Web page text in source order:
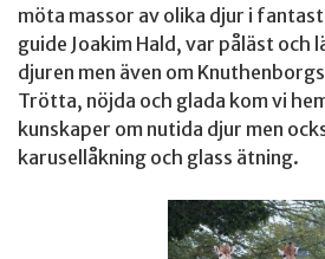
möta massor av olika djur i
guide Joakim Hald, var påläst och
djuren men även om
Trötta, nöjda och glada kom vi
kunskaper om nutida djur men
karusellåkning och glass ätning.